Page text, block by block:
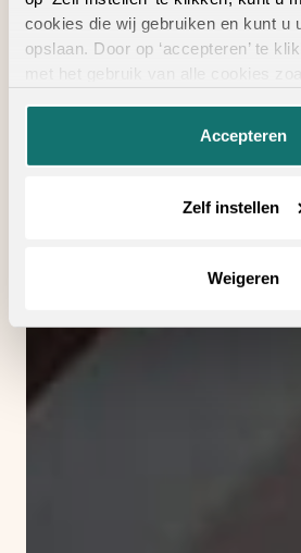
cookies die wij gebruiken en kunt u
opslaan. Door op ‘accepteren’ te
Accepteren
Zelf instellen
Weigeren